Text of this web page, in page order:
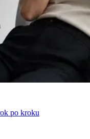
po kroku